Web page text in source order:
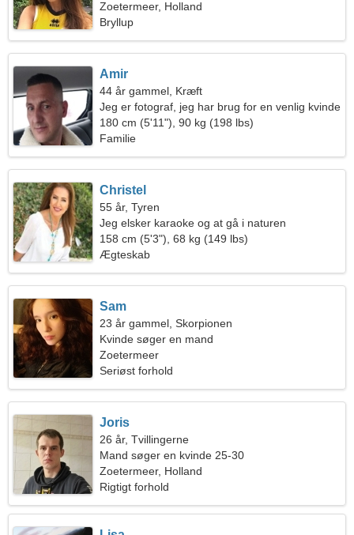
Zoetermeer, Holland
Bryllup
Amir
44 år gammel, Kræft
Jeg er fotograf, jeg har brug for en venlig kvinde
180 cm (5'11"), 90 kg (198 lbs)
Familie
Christel
55 år, Tyren
Jeg elsker karaoke og at gå i naturen
158 cm (5'3"), 68 kg (149 lbs)
Ægteskab
Sam
23 år gammel, Skorpionen
Kvinde søger en mand
Zoetermeer
Seriøst forhold
Joris
26 år, Tvillingerne
Mand søger en kvinde 25-30
Zoetermeer, Holland
Rigtigt forhold